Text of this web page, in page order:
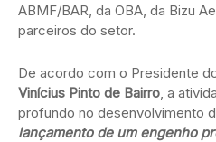
ABMF/BAR, da OBA, da Bizu
parceiros do setor.
De acordo com o Presidente
Vinícius Pinto de Bairro , a
profundo no desenvolvimento
lançamento de um engenho